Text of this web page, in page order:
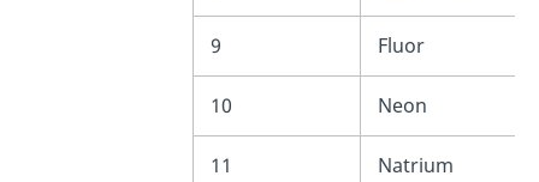
9 Fluor
10 Neon
11 Natrium